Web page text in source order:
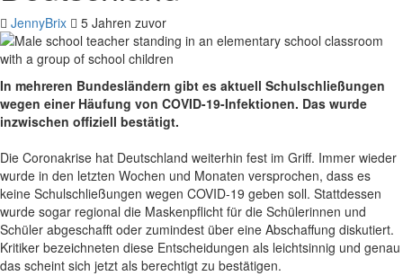
JennyBrix 5 Jahren zuvor
In mehreren Bundesländern gibt es aktuell Schulschließungen
wegen einer Häufung von COVID-19-Infektionen. Das wurde
inzwischen offiziell bestätigt.
Die Coronakrise hat Deutschland weiterhin fest im Griff. Immer wieder
wurde in den letzten Wochen und Monaten versprochen, dass es
keine Schulschließungen wegen COVID-19 geben soll. Stattdessen
wurde sogar regional die Maskenpflicht für die Schülerinnen und
Schüler abgeschafft oder zumindest über eine Abschaffung diskutiert.
Kritiker bezeichneten diese Entscheidungen als leichtsinnig und genau
das scheint sich jetzt als berechtigt zu bestätigen.